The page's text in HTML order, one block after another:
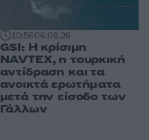
10:5606.08.26
GSI: Η κρίσιμη
NAVTEX, η τουρκική
αντίδραση και τα
ανοικτά ερωτήματα
μετά την είσοδο των
Γάλλων